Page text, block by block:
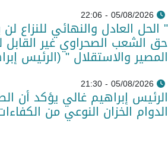
05/08/2026 - 22:06
" الحل العادل والنهائي للنزاع
حق الشعب الصحراوي غير
المصير والاستقلال " (الرئيس
05/08/2026 - 21:30
الرئيس إبراهيم غالي يؤكد أن
الدوام الخزان النوعي من